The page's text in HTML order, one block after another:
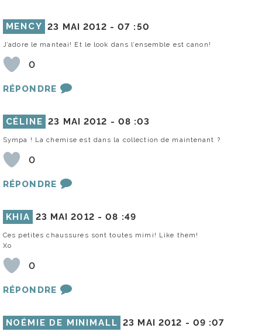
MENCY 23 MAI 2012 -07 :50
J’adore le manteai! Et le look dans l’ensemble est canon!
0
RÉPONDRE
CÉLINE 23 MAI 2012 - 08 :03
Sympa ! La chemise est dans la collection de maintenant ?
0
RÉPONDRE
KHIA 23 MAI 2012 -08 :49
Ces petites chaussures sont toutes mimi! Like them!
Xo
0
RÉPONDRE
NOÉMIE DE MINIMALL 23 MAI 2012 - 09 :07